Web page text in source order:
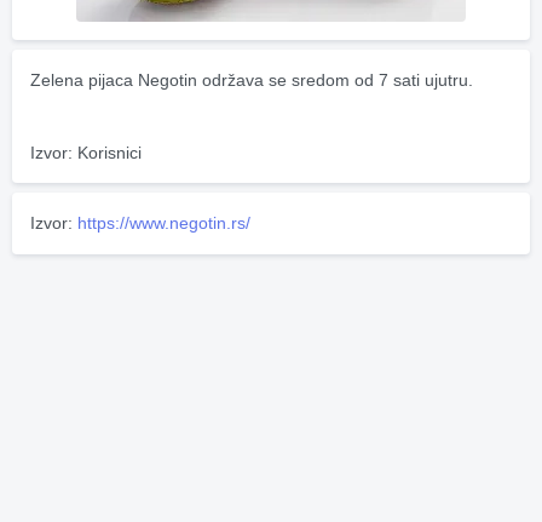
Zelena pijaca Negotin održava se sredom od 7 sati ujutru.
Izvor: Korisnici
Izvor: https://www.negotin.rs/